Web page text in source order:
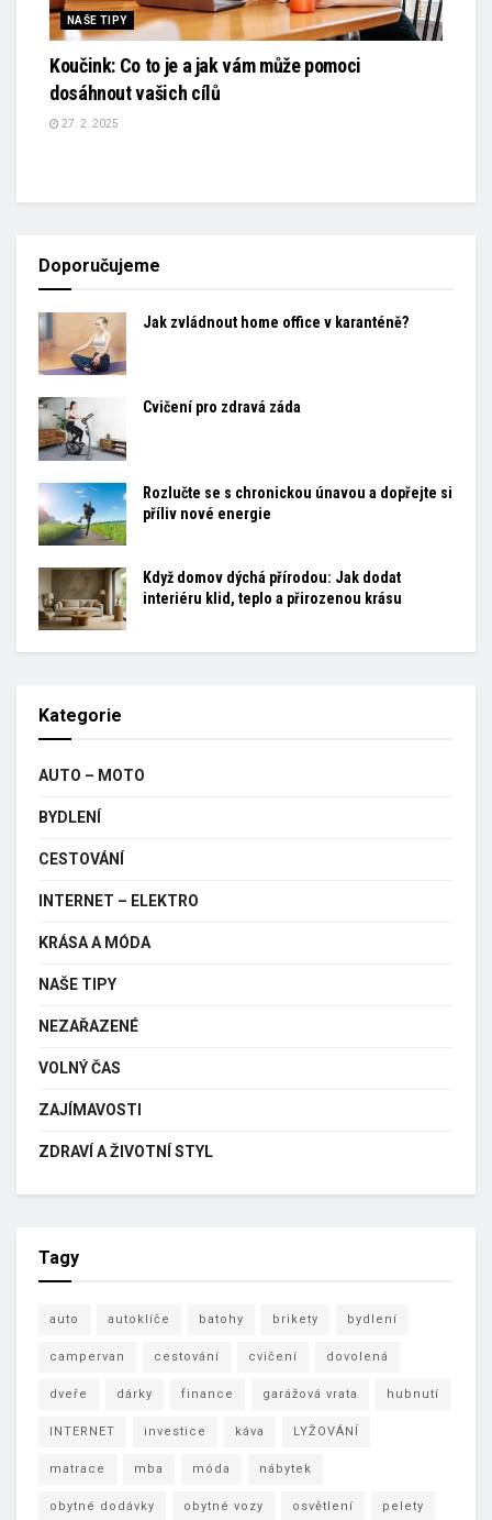
NAŠE TIPY
Koučink: Co to je a jak vám může pomoci
dosáhnout vašich cílů
27. 2. 2025
Doporučujeme
Jak zvládnout home office v karanténě?
Cvičení pro zdravá záda
Rozlučte se s chronickou únavou a dopřejte si
příliv nové energie
Když domov dýchá přírodou: Jak dodat
interiéru klid, teplo a přirozenou krásu
Kategorie
AUTO – MOTO
BYDLENÍ
CESTOVÁNÍ
INTERNET – ELEKTRO
KRÁSA A MÓDA
NAŠE TIPY
NEZAŘAZENÉ
VOLNÝ ČAS
ZAJÍMAVOSTI
ZDRAVÍ A ŽIVOTNÍ STYL
Tagy
auto autoklíče batohy brikety bydlení
campervan cestování cvičení dovolená
dveře dárky finance garážová vrata hubnutí
INTERNET investice káva LYŽOVÁNÍ
matrace mba móda nábytek
obytné dodávky obytné vozy osvětlení pelety